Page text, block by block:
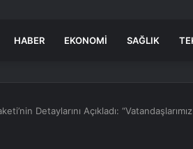
HABER EKONOMI SAĞLIK
Detaylarını Açıkladı: